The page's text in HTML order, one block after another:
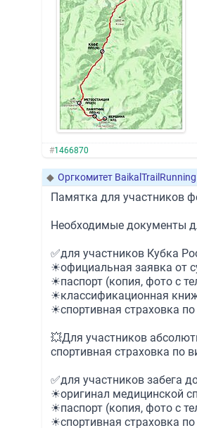
#1466870
◆ Оргкомитет BaikalTrailRunning
Памятка для участников
Необходимые документы
✅для участников Кубка
☀официальная заявка от
☀паспорт (копия, фото с
☀классификационная
☀спортивная страховка
💥Для участников
спортивная страховка по
✅для участников забега
☀оригинал медицинской
☀паспорт (копия, фото с
☀спортивная страховка